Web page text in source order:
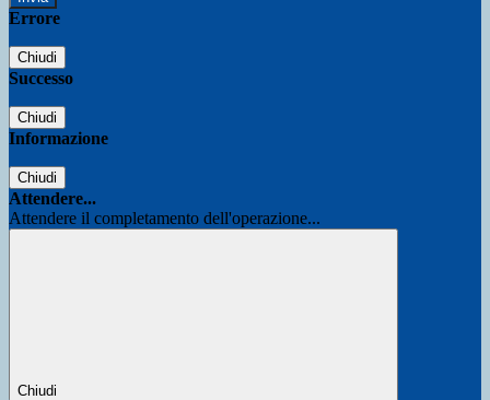
Errore
Chiudi
Successo
Chiudi
Informazione
Chiudi
Attendere...
Attendere il completamento dell'operazione...
Chiudi